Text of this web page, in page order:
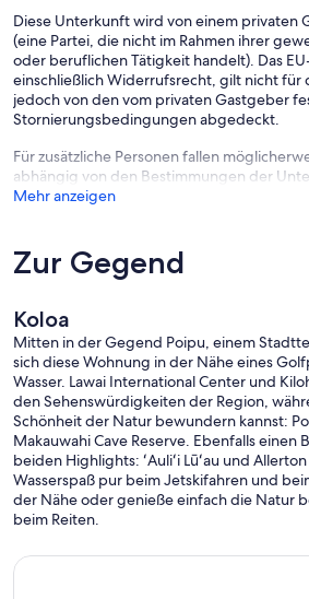
Diese Unterkunft wird von einem privaten
(eine Partei, die nicht im Rahmen ihrer
oder beruflichen Tätigkeit handelt). Das
einschließlich Widerrufsrecht, gilt nicht für
jedoch von den vom privaten Gastgeber
Stornierungsbedingungen abgedeckt.
Für zusätzliche Personen fallen
abhängig von den Bestimmungen der
Mehr anzeigen
Zur Gegend
Koloa
Mitten in der Gegend Poipu, einem
sich diese Wohnung in der Nähe eines
Wasser. Lawai International Center und
den Sehenswürdigkeiten der Region,
Schönheit der Natur bewundern kannst:
Makauwahi Cave Reserve. Ebenfalls einen
beiden Highlights: ʻAuliʻi Lūʻau und
Wasserspaß pur beim Jetskifahren und
der Nähe oder genieße einfach die Natur
beim Reiten.